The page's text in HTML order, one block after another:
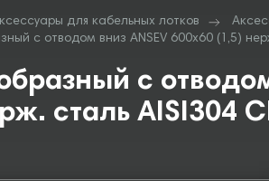
для кабельных лотков
с отводом вниз ANSEV 600х60 (1,5)
с
сталь AISI304